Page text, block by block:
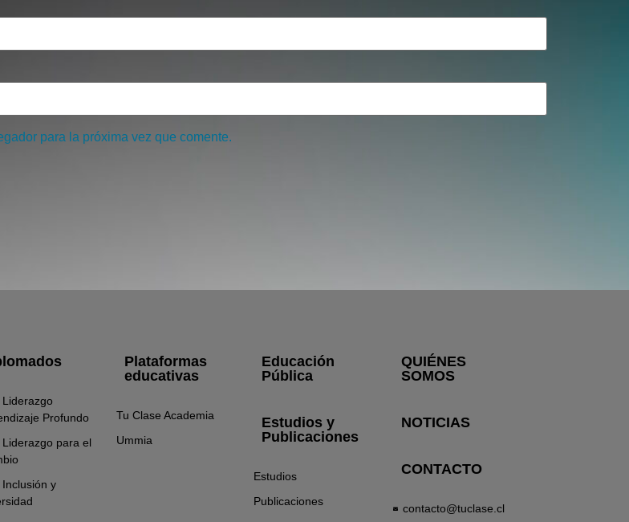
para la próxima vez que comente.
Liderazgo
Profundo
Liderazgo para el
Inclusión y
Plataformas
educativas
Tu Clase Academia
Ummia
Educación
Pública
Estudios y
Publicaciones
Estudios
Publicaciones
QUIÉNES
SOMOS
NOTICIAS
CONTACTO
contacto@tuclase.cl